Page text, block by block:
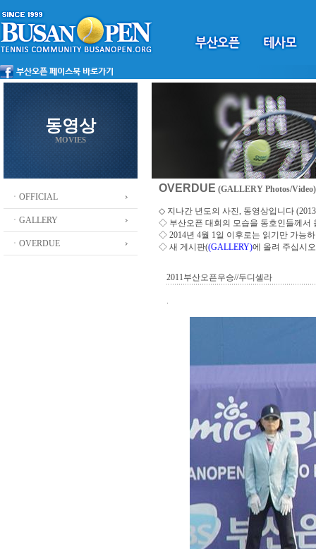
동영상
MOVIES
ㆍOFFICIAL
ㆍGALLERY
ㆍOVERDUE
OVERDUE (GALLERY Photos/Video)
◇ 지나간 년도의 사진, 동영상입니다
◇ 부산오픈 대회의 모습을 동호인들께서
◇ 2014년 4월 1일 이후로는 읽기만 가능
◇ 새 게시판((GALLERY)에 올려 주십시오
2011부산오픈우승//두디셀라
.